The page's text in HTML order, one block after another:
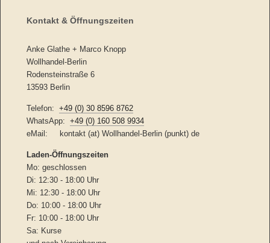
Kontakt & Öffnungszeiten
Anke Glathe + Marco Knopp
Wollhandel-Berlin
Rodensteinstraße 6
13593 Berlin
Telefon: +49 (0) 30 8596 8762
WhatsApp: +49 (0) 160 508 9934
eMail: kontakt (at) Wollhandel-Berlin (punkt) de
Laden-Öffnungszeiten
Mo: geschlossen
Di: 12:30 - 18:00 Uhr
Mi: 12:30 - 18:00 Uhr
Do: 10:00 - 18:00 Uhr
Fr: 10:00 - 18:00 Uhr
Sa: Kurse